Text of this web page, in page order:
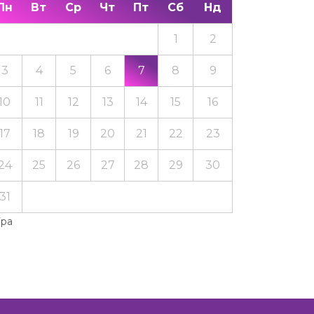
Вт Ср Чт Пт Сб Нд
1 2
3 4 5 6 7 8 9
11 12 13 14 15 16
18 19 20 21 22 23
25 26 27 28 29 30